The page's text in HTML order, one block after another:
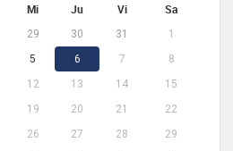
Mi Ju Vi Sa
29 30 31
1
5 6 7
8
12 13 14
15
19 20 21
22
26 27 28
29